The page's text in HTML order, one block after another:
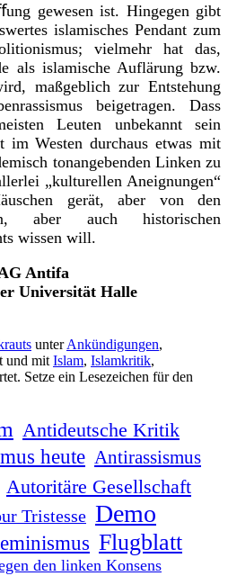
gewesen ist. Hingegen gibt
islamisches Pendant zum
vielmehr hat das,
als islamische Auflärung bzw.
maßgeblich zur Entstehung
beigetragen. Dass
Leuten unbekannt sein
im Westen durchaus etwas mit
tonangebenden Linken zu
„kulturellen Aneignungen“
gerät, aber von den
aber auch historischen
wissen will.
Antifa
Universität Halle
unterAnkündigungen,
und mit Islam, Islamkritik,
Setze ein Lesezeichen für den
Antideutsche Kritik
heute Antirassismus
Autoritäre Gesellschaft
Tristesse Demo
Flugblatt
den linken Konsens